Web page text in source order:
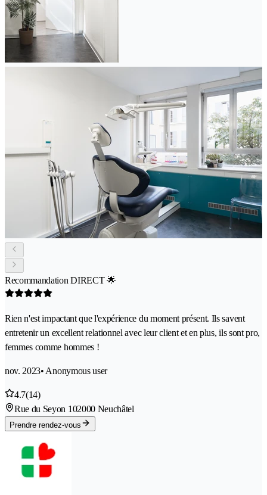
Recommandation DIRECT 🌟
Rien n'est impactant que l'expérience du moment présent. Ils savent
entretenir un excellent relationnel avec leur client et en plus, ils sont pro,
femmes comme hommes !
nov. 2023• Anonymous user
4.7(14)
Rue du Seyon 102000 Neuchâtel
Prendre rendez-vous